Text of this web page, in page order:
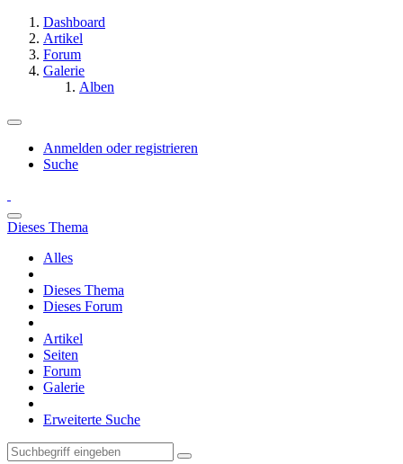
Dashboard
Artikel
Forum
Galerie
Alben
Anmelden oder registrieren
Suche
Dieses Thema
Alles
Dieses Thema
Dieses Forum
Artikel
Seiten
Forum
Galerie
Erweiterte Suche